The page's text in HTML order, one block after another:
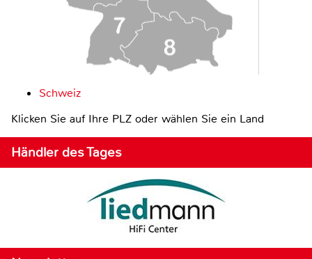
Schweiz
Klicken Sie auf Ihre PLZ oder wählen Sie ein Land
Händler des Tages